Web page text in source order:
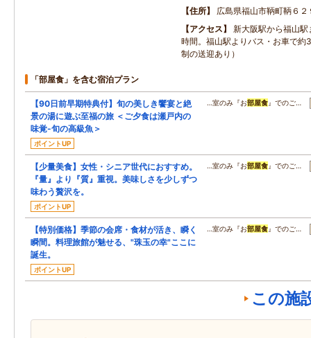
住所
広島県福山市鞆町鞆６２
アクセス
新大阪駅から福山
時間。福山駅よりバス・お車で約
制の送迎あり）
「部屋食」を含む宿泊プラン
【90日前早期特典付】旬の美しき饗宴と絶
景の湯に遊ぶ至福の旅 ＜ご夕食は瀬戸内の
味覚-旬の高級魚＞
ポイントUP
…室のみ『お部屋食』でのご…
【少量美食】女性・シニア世代におすすめ。
『量』より『質』重視。美味しさを少しずつ
味わう贅沢を。
ポイントUP
…室のみ『お部屋食』でのご…
【特別価格】季節の会席・食材が活き、瞬く
瞬間。料理旅館が魅せる、"珠玉の幸"ここに
誕生。
ポイントUP
…室のみ『お部屋食』でのご…
この施